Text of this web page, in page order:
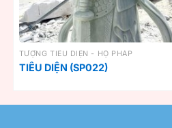
TƯỢNG TIÊU DIỆN - HỘ PHÁP
TIÊU DIỆN (SP022)